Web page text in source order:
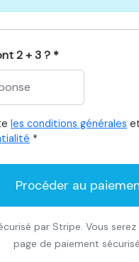
2 + 3 ? *
les conditions générales
*
Procéder au
par Stripe. Vous
page de paiement